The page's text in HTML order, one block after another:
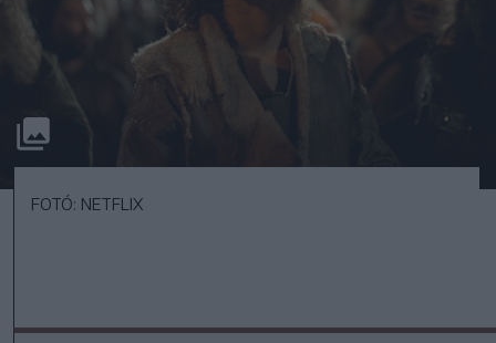
FOTÓ: NETFLIX